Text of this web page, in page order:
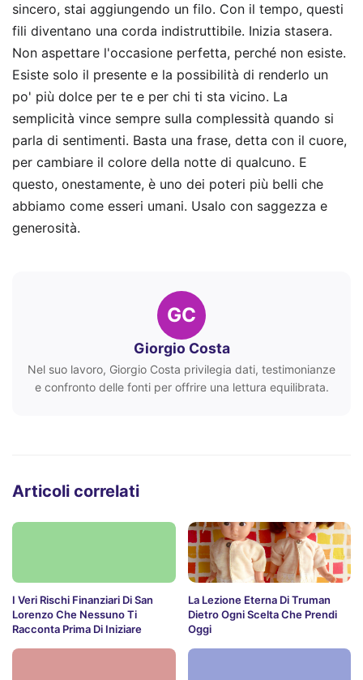
sincero, stai aggiungendo un filo. Con il tempo, questi
fili diventano una corda indistruttibile. Inizia stasera.
Non aspettare l'occasione perfetta, perché non esiste.
Esiste solo il presente e la possibilità di renderlo un
po' più dolce per te e per chi ti sta vicino. La
semplicità vince sempre sulla complessità quando si
parla di sentimenti. Basta una frase, detta con il cuore,
per cambiare il colore della notte di qualcuno. E
questo, onestamente, è uno dei poteri più belli che
abbiamo come esseri umani. Usalo con saggezza e
generosità.
GC
Giorgio Costa
Nel suo lavoro, Giorgio Costa privilegia dati, testimonianze
e confronto delle fonti per offrire una lettura equilibrata.
Articoli correlati
I Veri Rischi Finanziari Di San
Lorenzo Che Nessuno Ti
Racconta Prima Di Iniziare
La Lezione Eterna Di Truman
Dietro Ogni Scelta Che Prendi
Oggi